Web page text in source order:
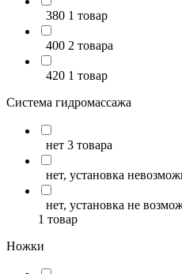
380 1 товар
400 2 товара
420 1 товар
Система гидромассажа
нет 3 товара
нет, установка
нет, установка не
1 товар
Ножки